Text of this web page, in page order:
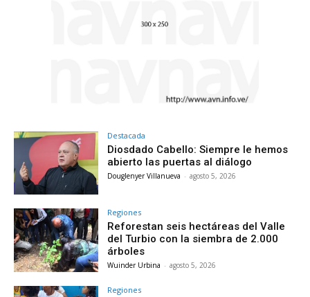
Destacada
Diosdado Cabello: Siempre le hemos
abierto las puertas al diálogo
Douglenyer Villanueva - agosto 5, 2026
Regiones
Reforestan seis hectáreas del Valle
del Turbio con la siembra de 2.000
árboles
Wuinder Urbina - agosto 5, 2026
Regiones